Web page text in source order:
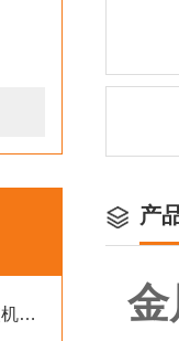
1-10斤桶装粉末电子智能称重灌装机介绍
产
金